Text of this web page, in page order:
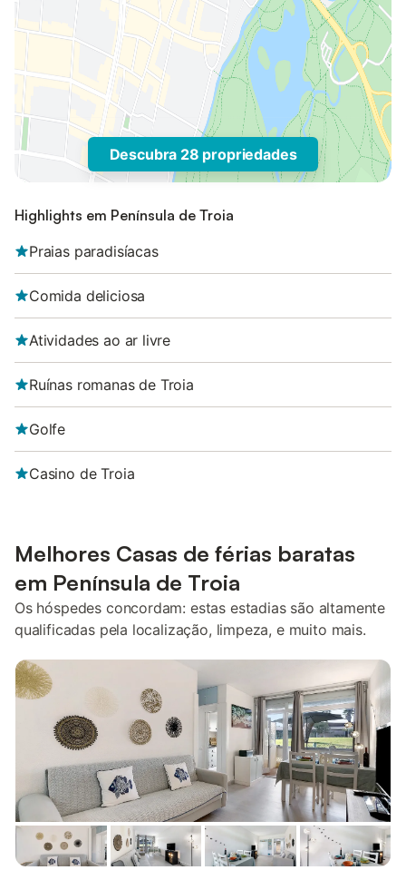
Descubra 28 propriedades
Highlights em Península de Troia
Praias paradisíacas
Comida deliciosa
Atividades ao ar livre
Ruínas romanas de Troia
Golfe
Casino de Troia
Melhores Casas de férias baratas
em Península de Troia
Os hóspedes concordam: estas estadias são altamente
qualificadas pela localização, limpeza, e muito mais.